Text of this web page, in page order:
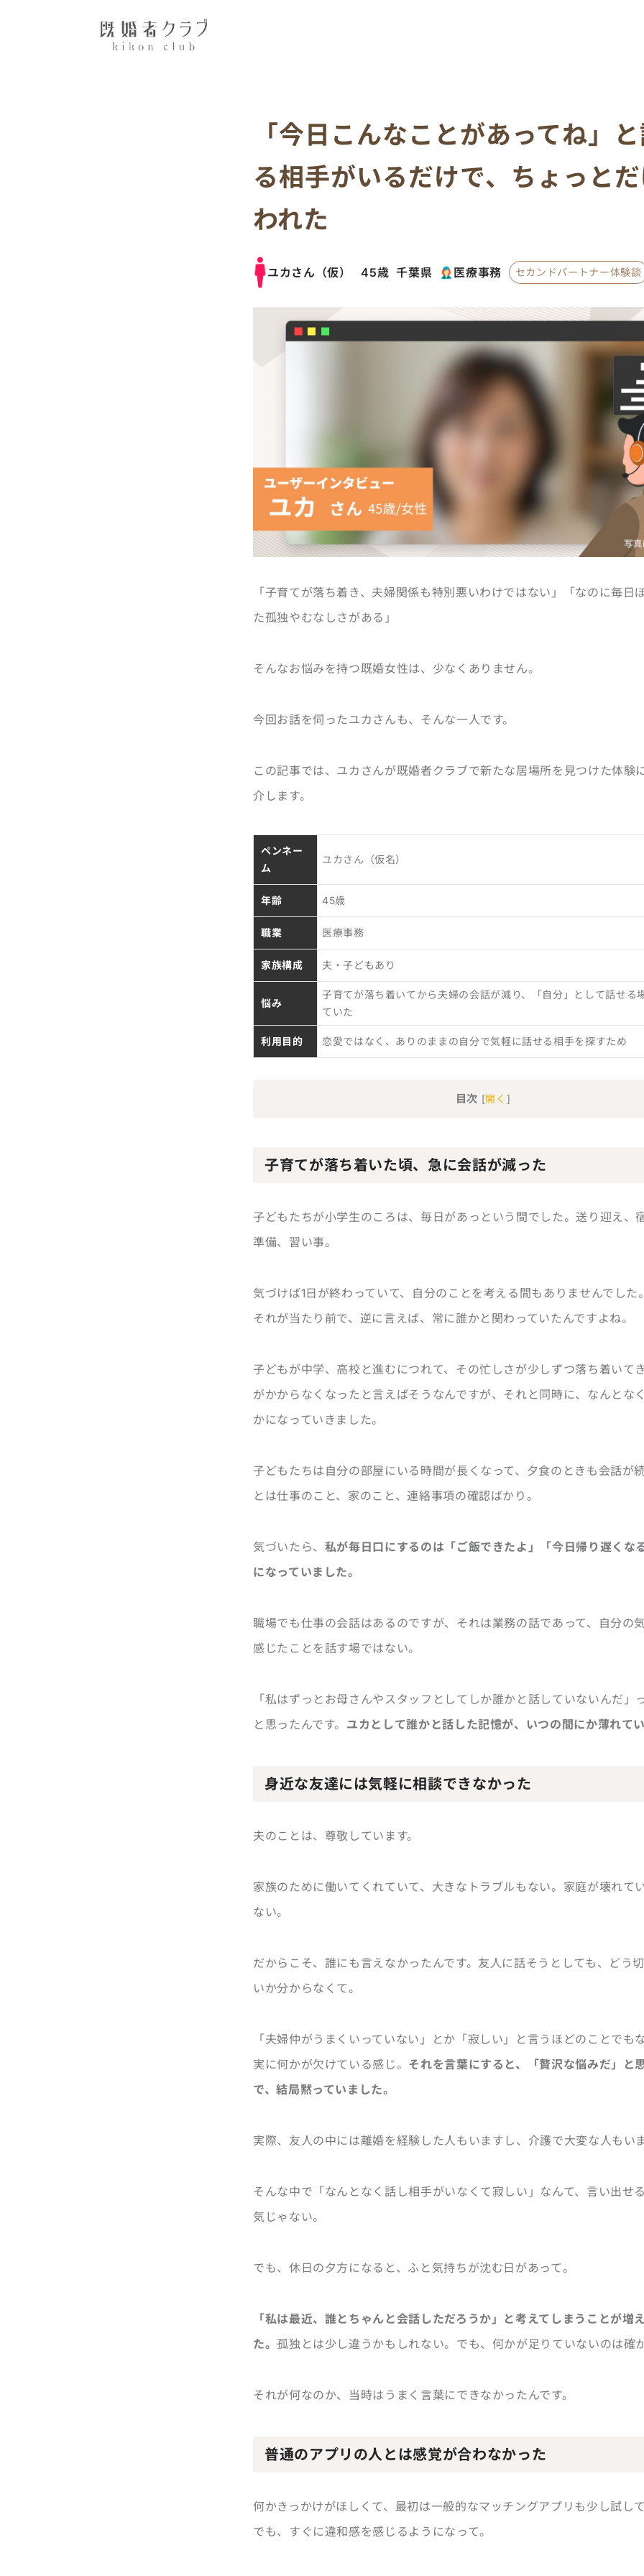
「今日こんなことがあってね」
る相手がいるだけで、ちょっと
われた
ユカさん（仮） 45歳 千葉県 医療事務 セカンドパートナー体験談
「子育てが落ち着き、夫婦関係も特別悪いわけではない」「なのに毎日
た孤独やむなしさがある」
そんなお悩みを持つ既婚女性は、少なくありません。
今回お話を伺ったユカさんも、そんな一人です。
この記事では、ユカさんが既婚者クラブで新たな居場所を見つけた体験
介します。
ペンネー
ム
ユカさん（仮名）
年齢 45歳
職業 医療事務
家族構成 夫・子どもあり
悩み
子育てが落ち着いてから夫婦の会話が減り、「自分」として話せる
ていた
利用目的 恋愛ではなく、ありのままの自分で気軽に話せる相手を探すため
目次 [開く ]
子育てが落ち着いた頃、急に会話が減った
子どもたちが小学生のころは、毎日があっという間でした。送り迎え、
準備、習い事。
気づけば1日が終わっていて、自分のことを考える間もありませんでした
それが当たり前で、逆に言えば、常に誰かと関わっていたんですよね。
子どもが中学、高校と進むにつれて、その忙しさが少しずつ落ち着いて
がかからなくなったと言えばそうなんですが、それと同時に、なんとな
かになっていきました。
子どもたちは自分の部屋にいる時間が長くなって、夕食のときも会話が
とは仕事のこと、家のこと、連絡事項の確認ばかり。
気づいたら、 私が毎日口にするのは「ご飯できたよ」「今日帰り遅くな
になっていました。
職場でも仕事の会話はあるのですが、それは業務の話であって、自分の
感じたことを話す場ではない。
「私はずっとお母さんやスタッフとしてしか誰かと話していないんだ」
と思ったんです。 ユカとして誰かと話した記憶が、いつの間にか薄れてい
身近な友達には気軽に相談できなかった
夫のことは、尊敬しています。
家族のために働いてくれていて、大きなトラブルもない。家庭が壊れて
ない。
だからこそ、誰にも言えなかったんです。友人に話そうとしても、どう
いか分からなくて。
「夫婦仲がうまくいっていない」とか「寂しい」と言うほどのことでも
実に何かが欠けている感じ。 それを言葉にすると、「贅沢な悩みだ」と
で、結局黙っていました。
実際、友人の中には離婚を経験した人もいますし、介護で大変な人もいま
そんな中で「なんとなく話し相手がいなくて寂しい」なんて、言い出せ
気じゃない。
でも、休日の夕方になると、ふと気持ちが沈む日があって。
「私は最近、誰とちゃんと会話しただろうか」と考えてしまうことが増
た。孤独とは少し違うかもしれない。でも、何かが足りていないのは確
それが何なのか、当時はうまく言葉にできなかったんです。
普通のアプリの人とは感覚が合わなかった
何かきっかけがほしくて、最初は一般的なマッチングアプリも少し試して
でも、すぐに違和感を感じるようになって。